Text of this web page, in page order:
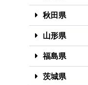
秋田県
山形県
福島県
茨城県